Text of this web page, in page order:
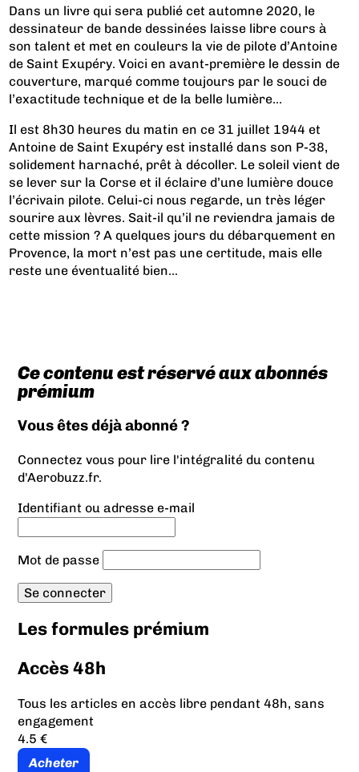
Dans un livre qui sera publié cet automne 2020, le
dessinateur de bande dessinées laisse libre cours à
son talent et met en couleurs la vie de pilote d’Antoine
de Saint Exupéry. Voici en avant-première le dessin de
couverture, marqué comme toujours par le souci de
l’exactitude technique et de la belle lumière…
Il est 8h30 heures du matin en ce 31 juillet 1944 et
Antoine de Saint Exupéry est installé dans son P-38,
solidement harnaché, prêt à décoller. Le soleil vient de
se lever sur la Corse et il éclaire d’une lumière douce
l’écrivain pilote. Celui-ci nous regarde, un très léger
sourire aux lèvres. Sait-il qu’il ne reviendra jamais de
cette mission ? A quelques jours du débarquement en
Provence, la mort n’est pas une certitude, mais elle
reste une éventualité bien...
Ce contenu est réservé aux abonnés
prémium
Vous êtes déjà abonné ?
Connectez vous pour lire l'intégralité du contenu
d'Aerobuzz.fr.
Identifiant ou adresse e-mail
Mot de passe
Les formules prémium
Accès 48h
Tous les articles en accès libre pendant 48h, sans
engagement
4.5 €
Acheter